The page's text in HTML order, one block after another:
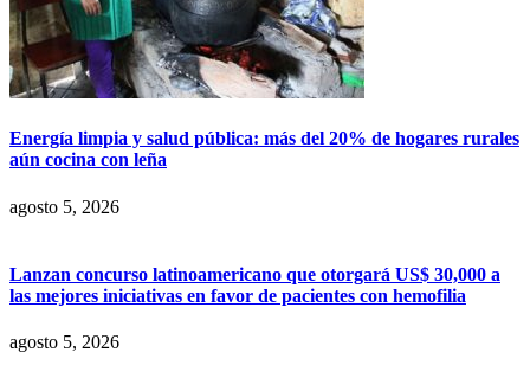
Energía limpia y salud pública: más del 20% de hogares rurales
aún cocina con leña
agosto 5, 2026
Lanzan concurso latinoamericano que otorgará US$ 30,000 a
las mejores iniciativas en favor de pacientes con hemofilia
agosto 5, 2026